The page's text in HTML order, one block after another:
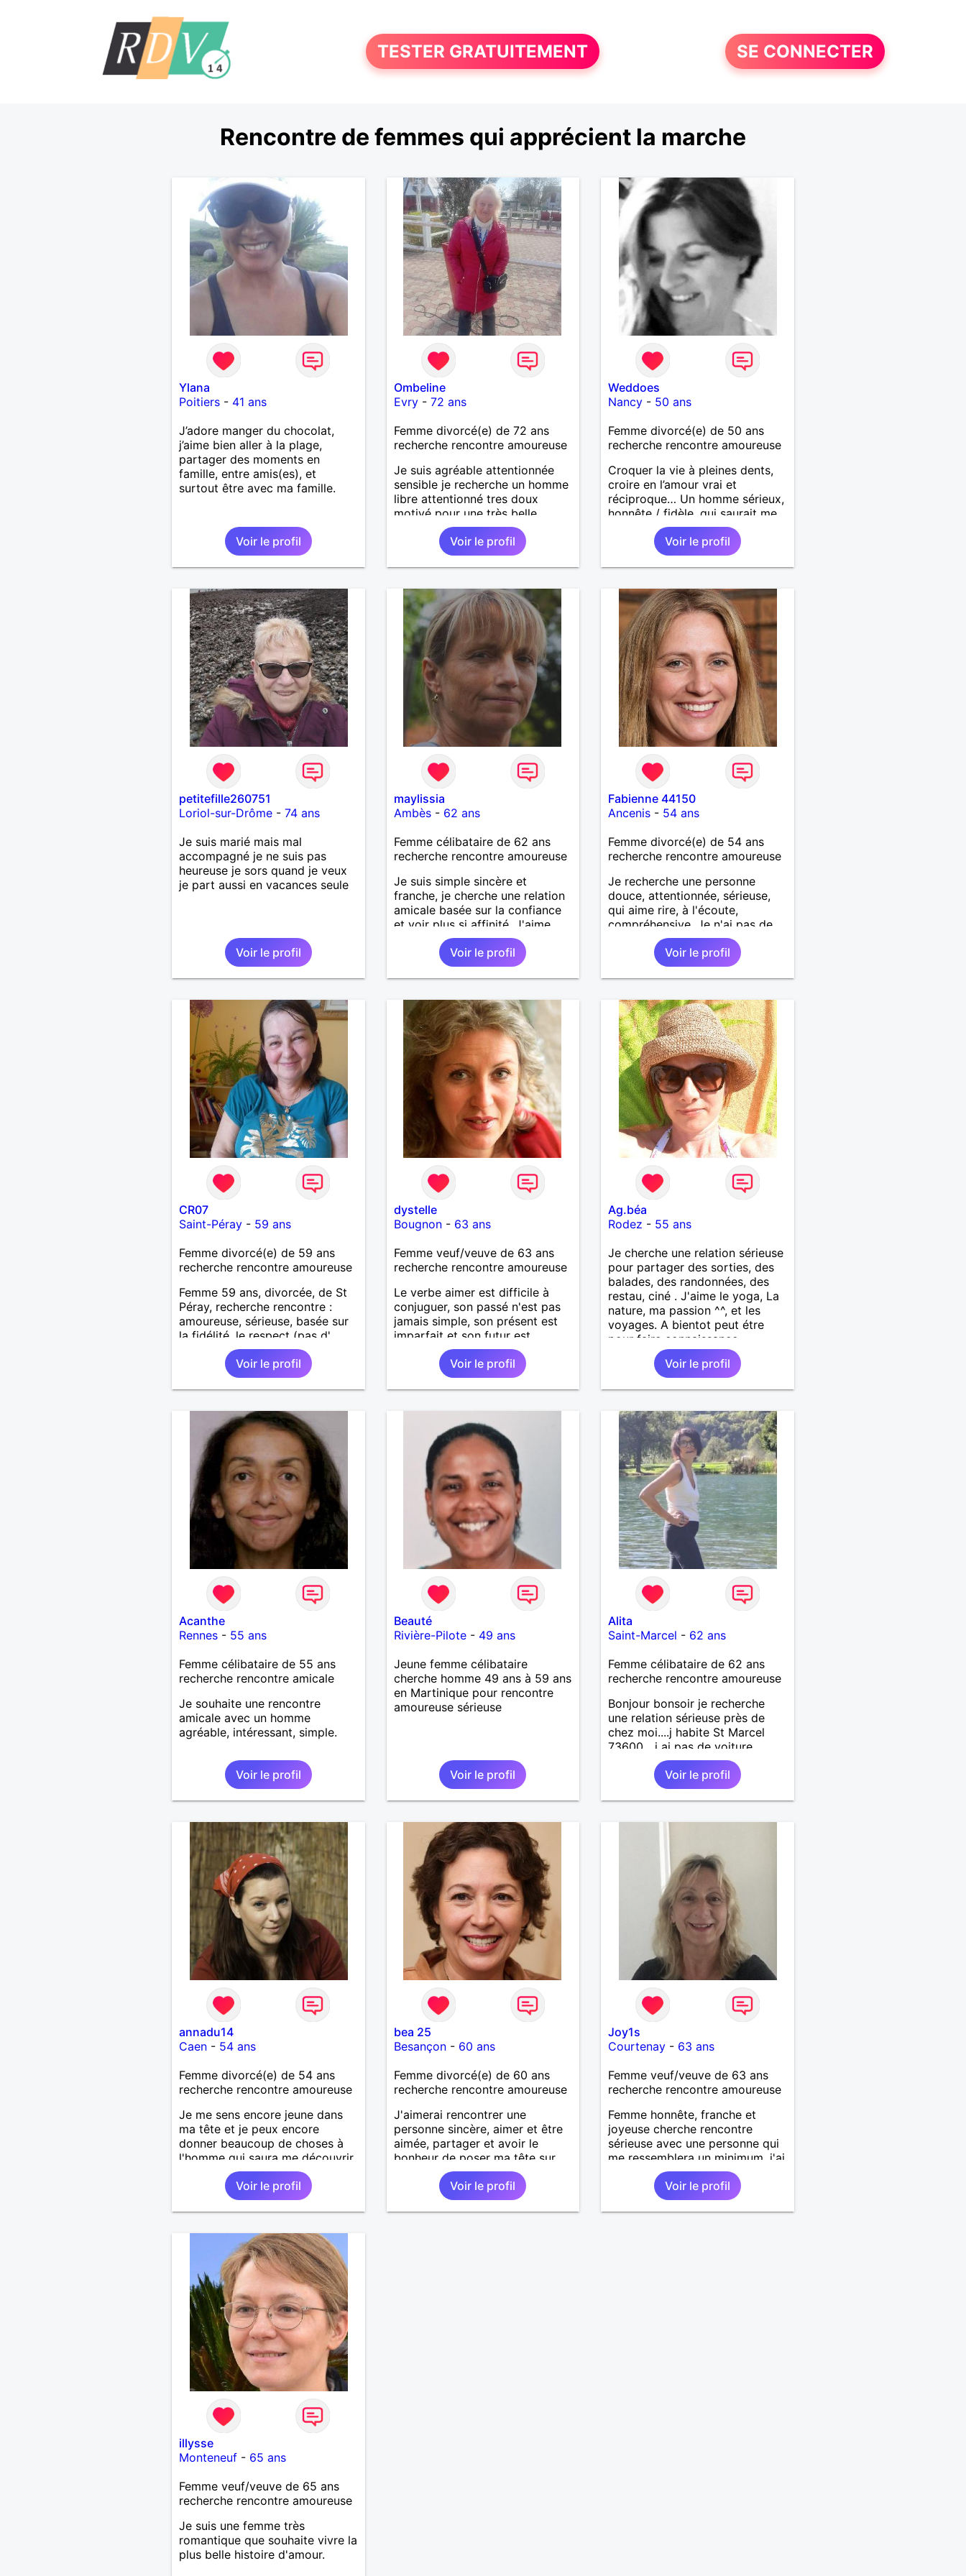
TESTER GRATUITEMENT SE CONNECTER
Rencontre de femmes qui apprécient la marche
Ylana
Poitiers- 41 ans
J’adore manger du chocolat,
j’aime bien aller à la plage,
partager des moments en
famille, entre amis(es), et
surtout être avec ma famille.
Voir le profil
Ombeline
Evry- 72 ans
Femme divorcé(e) de 72 ans
recherche rencontre amoureuse
Je suis agréable attentionnée
sensible je recherche un homme
libre attentionné tres doux
motivé pour une très belle
longue histoire sérieuse et
Voir le profil
Weddoes
Nancy - 50 ans
Femme divorcé(e) de 50 ans
recherche rencontre amoureuse
Croquer la vie à pleines dents,
croire en l’amour vrai et
réciproque… Un homme sérieux,
honnête / fidèle, qui saurait me
faire rire à nouveau, est le bien
Voir le profil
petitefille260751
Loriol-sur-Drôme- 74 ans
Je suis marié mais mal
accompagné je ne suis pas
heureuse je sors quand je veux
je part aussi en vacances seule
Voir le profil
maylissia
Ambès- 62 ans
Femme célibataire de 62 ans
recherche rencontre amoureuse
Je suis simple sincère et
franche, je cherche une relation
amicale basée sur la confiance
et voir plus si affinité. J'aime
beaucoup voyager découvrir de
nouveaux horizons à deux, alors
pourquoi pas !
Voir le profil
Fabienne 44150
Ancenis - 54 ans
Femme divorcé(e) de 54 ans
recherche rencontre amoureuse
Je recherche une personne
douce, attentionnée, sérieuse,
qui aime rire, à l'écoute,
compréhensive. Je n'ai pas de
préférence physique
particulière, ni de moyenne
d'age, tout est question de
feeling.
Voir le profil
CR07
Saint-Péray- 59 ans
Femme divorcé(e) de 59 ans
recherche rencontre amoureuse
Femme 59 ans, divorcée, de St
Péray, recherche rencontre :
amoureuse, sérieuse, basée sur
la fidélité, le respect (pas d'
aventure d'un soir). Rien ne vaut
une rencontre après quelques
échanges par messages pour
savoir si il y a un feeling entre
Au plaisir de se découvrir...
Voir le profil
dystelle
Bougnon- 63 ans
Femme veuf/veuve de 63 ans
recherche rencontre amoureuse
Le verbe aimer est difficile à
conjuguer, son passé n'est pas
jamais simple, son présent est
imparfait et son futur est
conditionnel.
Voir le profil
Ag.béa
Rodez - 55 ans
Je cherche une relation sérieuse
pour partager des sorties, des
balades, des randonnées, des
restau, ciné . J'aime le yoga, La
nature, ma passion ^^, et les
voyages. A bientot peut étre
pour faire connaissance
Voir le profil
Acanthe
Rennes- 55 ans
Femme célibataire de 55 ans
recherche rencontre amicale
Je souhaite une rencontre
amicale avec un homme
agréable, intéressant, simple.
Voir le profil
Beauté
Rivière-Pilote- 49 ans
Jeune femme célibataire
cherche homme 49 ans à 59 ans
en Martinique pour rencontre
amoureuse sérieuse
Voir le profil
Alita
Saint-Marcel - 62 ans
Femme célibataire de 62 ans
recherche rencontre amoureuse
Bonjour bonsoir je recherche
une relation sérieuse près de
chez moi....j habite St Marcel
73600....j ai pas de voiture
50km ... quelqu'un qui aurait
entre 55 et 64 ans...sans enfants
de préférence même adultes et
qui n aurait garder aucun
Voir le profil
annadu14
Caen- 54 ans
Femme divorcé(e) de 54 ans
recherche rencontre amoureuse
Je me sens encore jeune dans
ma tête et je peux encore
donner beaucoup de choses à
l'homme qui saura me découvrir.
Voir le profil
bea 25
Besançon- 60 ans
Femme divorcé(e) de 60 ans
recherche rencontre amoureuse
J'aimerai rencontrer une
personne sincère, aimer et être
aimée, partager et avoir le
bonheur de poser ma tête sur
son épaule.
Voir le profil
Joy1s
Courtenay - 63 ans
Femme veuf/veuve de 63 ans
recherche rencontre amoureuse
Femme honnête, franche et
joyeuse cherche rencontre
sérieuse avec une personne qui
me ressemblera un minimum. j'ai
des défauts comme tout le
monde et souhaite une vie
sereine dans une relation sur du
long terme.
Voir le profil
illysse
Monteneuf- 65 ans
Femme veuf/veuve de 65 ans
recherche rencontre amoureuse
Je suis une femme très
romantique que souhaite vivre la
plus belle histoire d'amour.